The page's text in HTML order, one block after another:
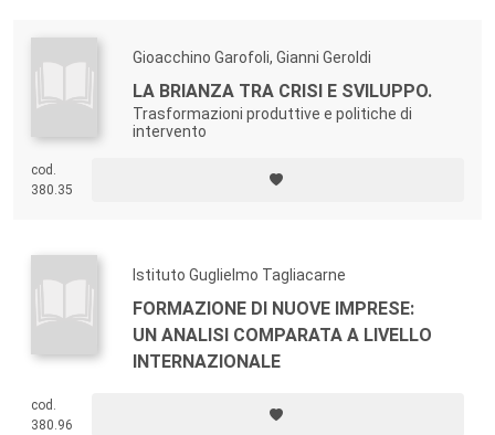
Gioacchino Garofoli, Gianni Geroldi
LA BRIANZA TRA CRISI E SVILUPPO.
Trasformazioni produttive e politiche di
intervento
cod.
380.35
Istituto Guglielmo Tagliacarne
FORMAZIONE DI NUOVE IMPRESE:
UN ANALISI COMPARATA A LIVELLO
INTERNAZIONALE
cod.
380.96